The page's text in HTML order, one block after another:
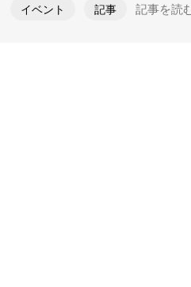
イベント 記事 記事を読
プライバシ